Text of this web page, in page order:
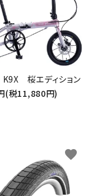
桜エディション
(税11,880円)
favorite